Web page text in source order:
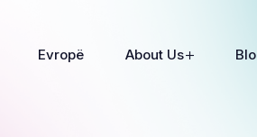
Evropë About Us